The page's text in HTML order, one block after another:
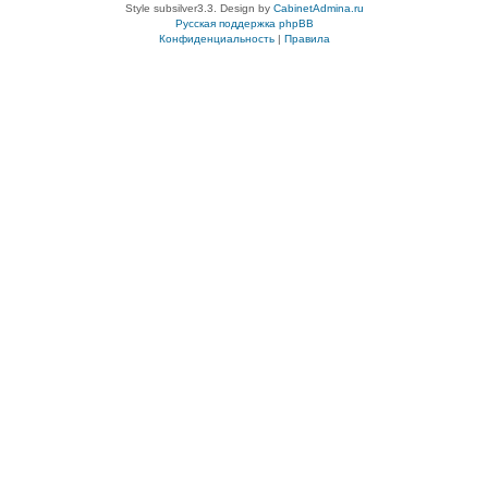
Style subsilver3.3. Design by CabinetAdmina.ru
Русская поддержка phpBB
Конфиденциальность| Правила